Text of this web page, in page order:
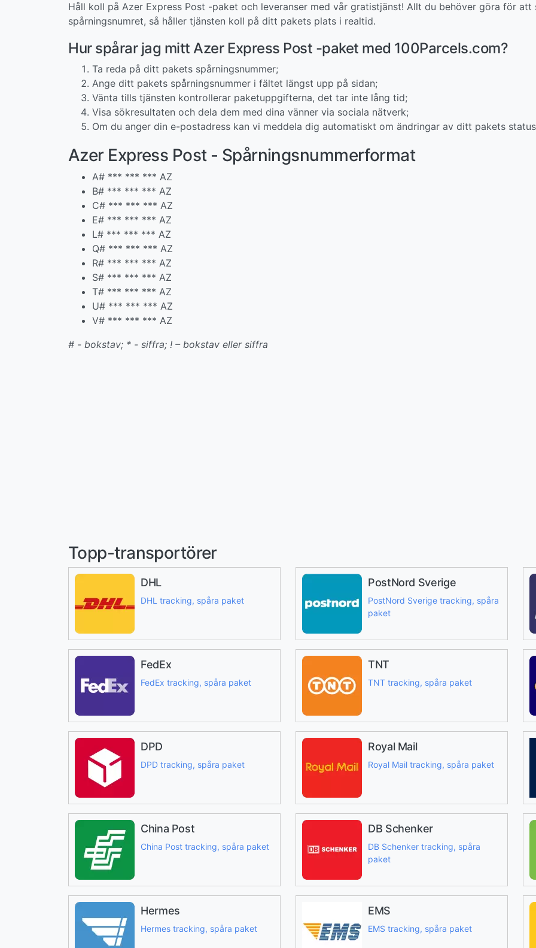
Håll koll på Azer Express Post -paket och leveranser med vår gratistjänst! Allt du behöver göra för
spårningsnumret, så håller tjänsten koll på ditt pakets plats i realtid.
Hur spårar jag mitt Azer Express Post -paket med 100Parcels.com?
Ta reda på ditt pakets spårningsnummer;
Ange ditt pakets spårningsnummer i fältet längst upp på sidan;
Vänta tills tjänsten kontrollerar paketuppgifterna, det tar inte lång tid;
Visa sökresultaten och dela dem med dina vänner via sociala nätverk;
Om du anger din e-postadress kan vi meddela dig automatiskt om ändringar av ditt pakets
Azer Express Post - Spårningsnummerformat
A# *** *** *** AZ
B# *** *** *** AZ
C# *** *** *** AZ
E# *** *** *** AZ
L# *** *** *** AZ
Q# *** *** *** AZ
R# *** *** *** AZ
S# *** *** *** AZ
T# *** *** *** AZ
U# *** *** *** AZ
V# *** *** *** AZ
# - bokstav; * - siffra; ! – bokstav eller siffra
Topp-transportörer
DHL
DHL tracking, spåra paket
PostNord Sverige
PostNord Sverige tracking, spåra
paket
FedEx
FedEx tracking, spåra paket
TNT
TNT tracking, spåra paket
DPD
DPD tracking, spåra paket
Royal Mail
Royal Mail tracking, spåra paket
China Post
China Post tracking, spåra paket
DB Schenker
DB Schenker tracking, spåra
paket
Hermes
Hermes tracking, spåra paket
EMS
EMS tracking, spåra paket